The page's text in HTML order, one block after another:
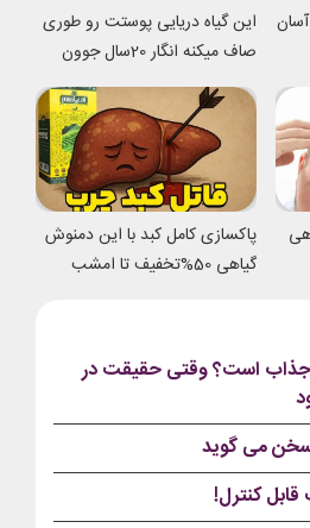
این گیاه دریایی پوستت رو طوری
صاف میکنه انگار 20سال جوون
شدی
پاکسازی کامل کبد با این دمنوش
گیاهی 50%تخفیف تا امشب
جذاب است؟ وقتی حقیقت در
سخن می گوید
کنترل!